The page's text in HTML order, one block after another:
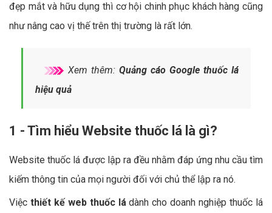
đẹp mắt và hữu dụng thì cơ hội chinh phục khách hàng cũng
như nâng cao vị thế trên thị trường là rất lớn.
Xem thêm: Quảng cáo Google thuốc lá
hiệu quả
1 - Tìm hiểu Website thuốc lá là gì?
Website thuốc lá được lập ra đều nhằm đáp ứng nhu cầu tìm
kiếm thông tin của mọi người đối với chủ thể lập ra nó.
Việc thiết kế web thuốc ládành cho doanh nghiệp thuốc lá